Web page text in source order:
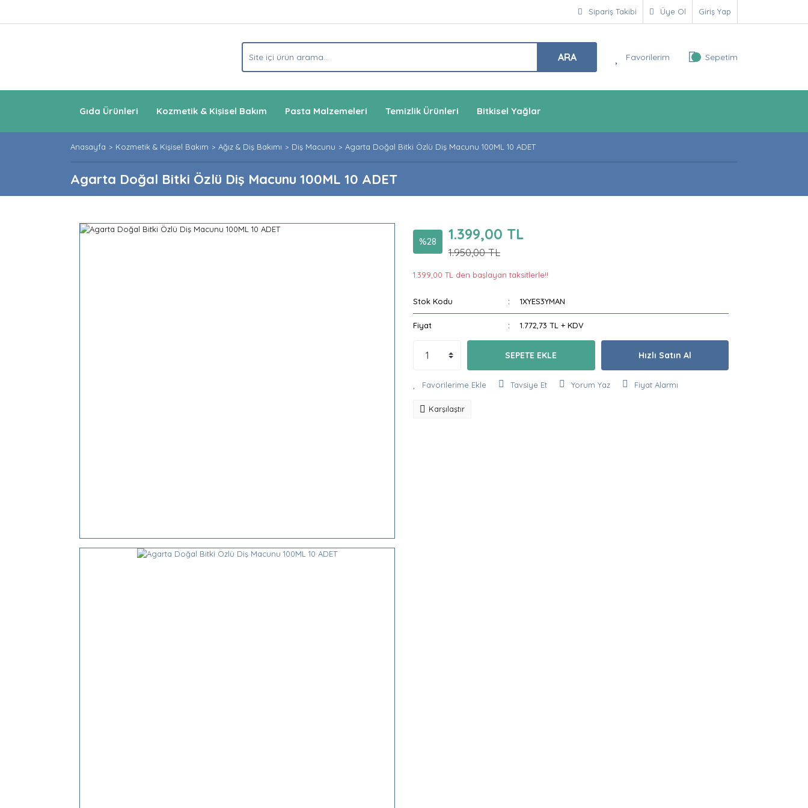
Sipariş Takibi Üye Ol Giriş Yap
ARA Favorilerim Sepetim
Gıda Ürünleri Kozmetik & Kişisel Bakım Pasta Malzemeleri Temizlik Ürünleri Bitkisel Yağlar
Anasayfa Kozmetik & Kişisel Bakım Ağız & Diş Bakımı Diş Macunu Agarta Doğal Bitki Özlü Diş Macunu 100ML 10 ADET
Agarta Doğal Bitki Özlü Diş Macunu 100ML 10 ADET
%28 1.399,00 TL
1.950,00 TL
1.399,00 TL den başlayan taksitlerle!!
Stok Kodu 1XYES3YMAN
Fiyat 1.772,73 TL + KDV
SEPETE EKLE Hızlı Satın Al
Tavsiye Et Yorum Yaz Fiyat Alarmı
Karşılaştır